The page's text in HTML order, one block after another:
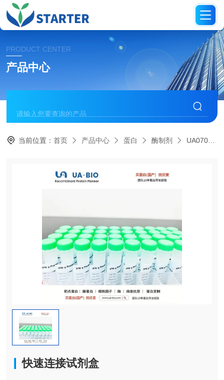
PRODUCT CENTER
产品中心
当前位置：首页 产品中心 蛋白 酶制剂 UA070123快速连接试剂盒
快速连接试剂盒